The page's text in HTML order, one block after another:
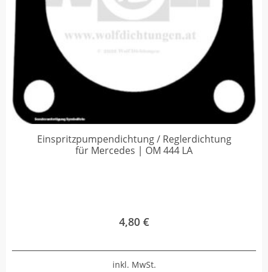
Einspritzpumpendichtung / Reglerdichtung
für Mercedes | OM 444 LA
4,80 €
inkl. MwSt.